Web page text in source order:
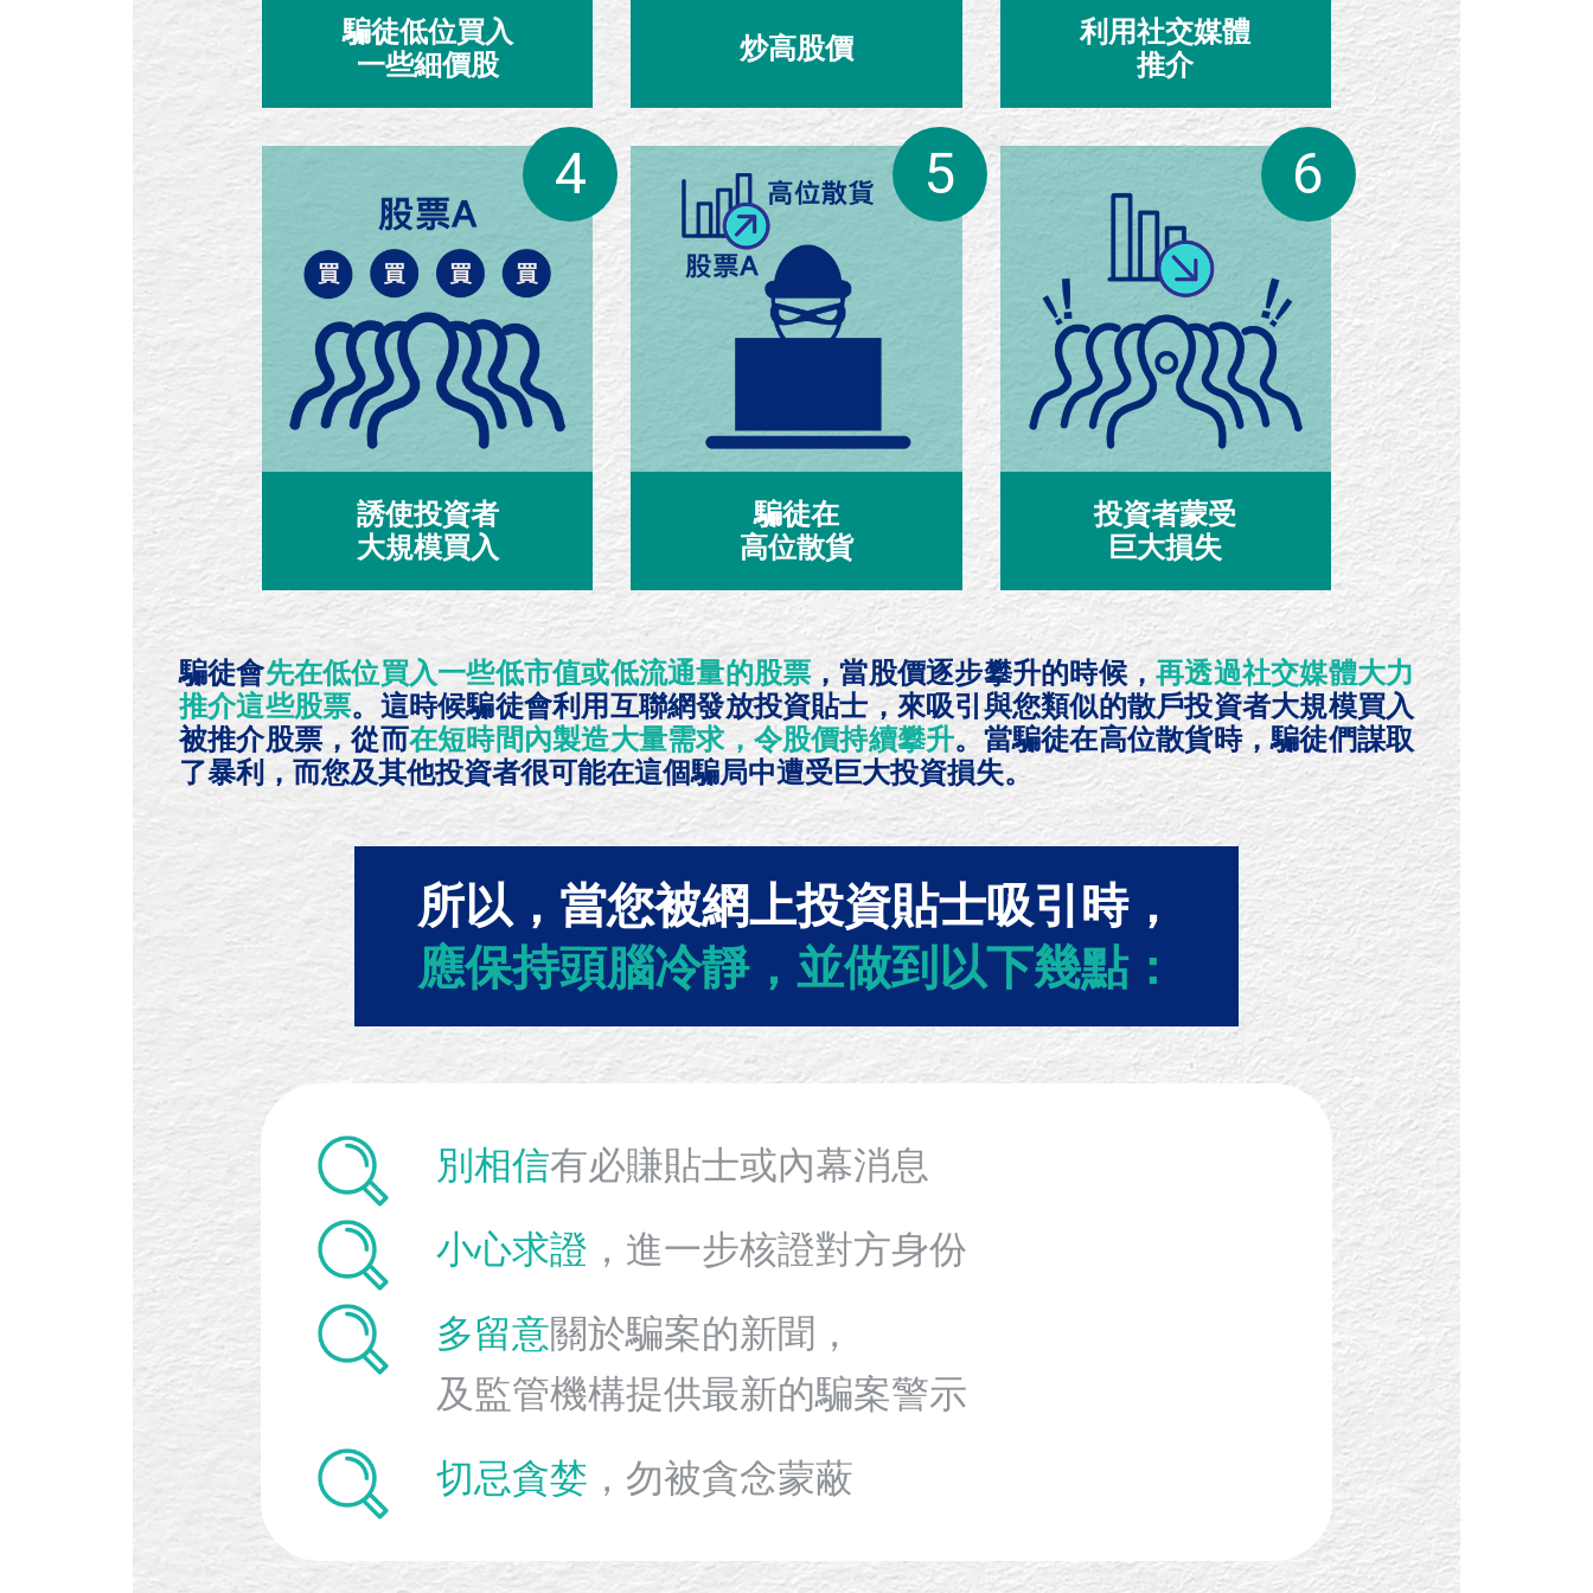
騙徒低位買入
一些細價股
炒高股價
利用社交媒體
推介
誘使投資者
大規模買入
騙徒在
高位散貨
投資者蒙受
巨大損失
騙徒會先在低位買入一些低市值或低流通量的股票，當股價逐步攀升的時候，再透過社交媒體大力
推介這些股票。這時候騙徒會利用互聯網發放投資貼士，來吸引與您類似的散戶投資者大規模買入
被推介股票，從而在短時間內製造大量需求，令股價持續攀升。當騙徒在高位散貨時，騙徒們謀取
了暴利，而您及其他投資者很可能在這個騙局中遭受巨大投資損失。
所以，當您被網上投資貼士吸引時，
應保持頭腦冷靜，並做到以下幾點：
別相信有必賺貼士或內幕消息
小心求證 ，進一步核證對方身份
多留意關於騙案的新聞，
及監管機構提供最新的騙案警示
切忌貪婪 ，勿被貪念蒙蔽